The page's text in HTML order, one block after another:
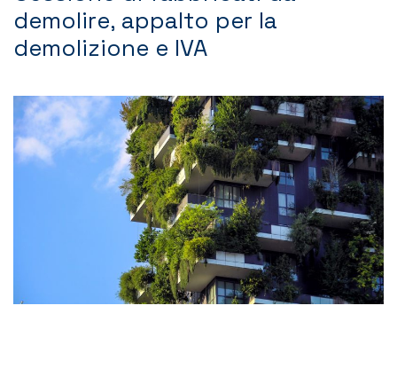
Contatti
demolire, appalto per la
demolizione e IVA